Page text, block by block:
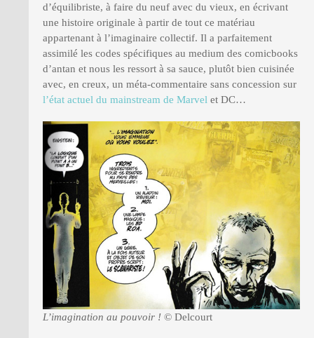
d’équilibriste, à faire du neuf avec du vieux, en écrivant
une histoire originale à partir de tout ce matériau
appartenant à l’imaginaire collectif. Il a parfaitement
assimilé les codes spécifiques au medium des comicbooks
d’antan et nous les ressort à sa sauce, plutôt bien cuisinée
avec, en creux, un méta-commentaire sans concession sur
l’état actuel du mainstream de Marvel et DC…
L’imagination au pouvoir ! © Delcourt